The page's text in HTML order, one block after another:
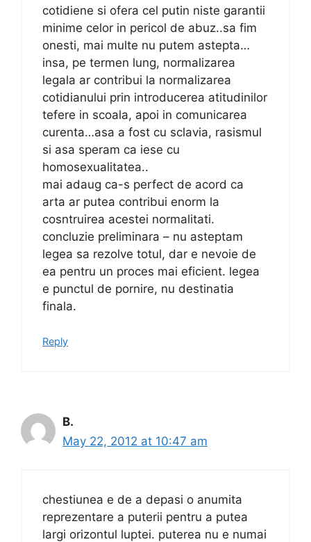
cotidiene si ofera cel putin niste garantii
minime celor in pericol de abuz..sa fim
onesti, mai multe nu putem astepta…
insa, pe termen lung, normalizarea
legala ar contribui la normalizarea
cotidianului prin introducerea atitudinilor
tefere in scoala, apoi in comunicarea
curenta…asa a fost cu sclavia, rasismul
si asa speram ca iese cu
homosexualitatea..
mai adaug ca-s perfect de acord ca
arta ar putea contribui enorm la
cosntruirea acestei normalitati.
concluzie preliminara – nu asteptam
legea sa rezolve totul, dar e nevoie de
ea pentru un proces mai eficient. legea
e punctul de pornire, nu destinatia
finala.
Reply
B.
May 22, 2012 at 10:47 am
chestiunea e de a depasi o anumita
reprezentare a puterii pentru a putea
largi orizontul luptei. puterea nu e numai